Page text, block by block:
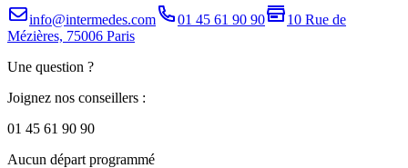
info@intermedes.com 01 45 61 90 90
10 Rue de
Mézières, 75006 Paris
Une question ?
Joignez nos conseillers :
01 45 61 90 90
Aucun départ programmé